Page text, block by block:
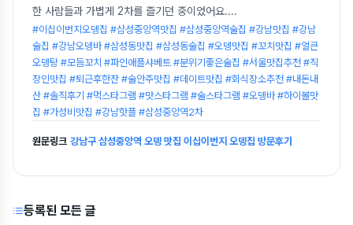
한 사람들과 가볍게 2차를 즐기던 중이었어요....
#이십이번지오뎅집 #삼성중앙역맛집 #삼성중앙역술집 #강남맛집 #강남
술집 #강남오뎅바 #삼성동맛집 #삼성동술집 #오뎅맛집 #꼬치맛집 #얼큰
오뎅탕 #모듬꼬치 #파인애플샤베트 #분위기좋은술집 #서울맛집추천 #직
장인맛집 #퇴근후한잔 #술안주맛집 #데이트맛집 #회식장소추천 #내돈내
산 #솔직후기 #먹스타그램 #맛스타그램 #술스타그램 #오뎅바 #하이볼맛
집 #가성비맛집 #강남핫플 #삼성중앙역2차
원문링크 강남구 삼성중앙역 오뎅 맛집 이십이번지 오뎅집 방문후기
등록된 모든 글